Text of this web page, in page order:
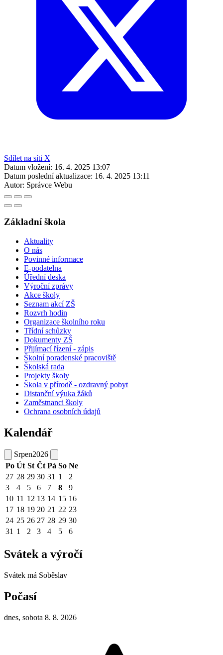
Sdílet na síti X
Datum vložení: 16. 4. 2025 13:07
Datum poslední aktualizace: 16. 4. 2025 13:11
Autor: Správce Webu
Základní škola
Aktuality
O nás
Povinné informace
E-podatelna
Úřední deska
Výroční zprávy
Akce školy
Seznam akcí ZŠ
Rozvrh hodin
Organizace školního roku
Třídní schůzky
Dokumenty ZŠ
Přijímací řízení - zápis
Školní poradenské pracoviště
Školská rada
Projekty školy
Škola v přírodě - ozdravný pobyt
Distanční výuka žáků
Zaměstnanci školy
Ochrana osobních údajů
Kalendář
Srpen2026
Po Út St Čt Pá So Ne
27 28 29 30 31 1
2
3
4 5 6 7 8
9
10 11 12 13 14 15 16
17 18 19 20 21 22 23
24 25 26 27 28 29 30
31 1 2 3 4 5 6
Svátek a výročí
Svátek má Soběslav
Počasí
dnes, sobota 8. 8. 2026